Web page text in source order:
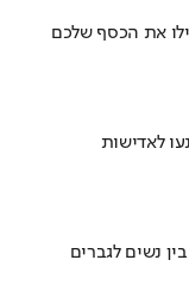
את הכסף שלכם
לאדישות
נשים לגברים